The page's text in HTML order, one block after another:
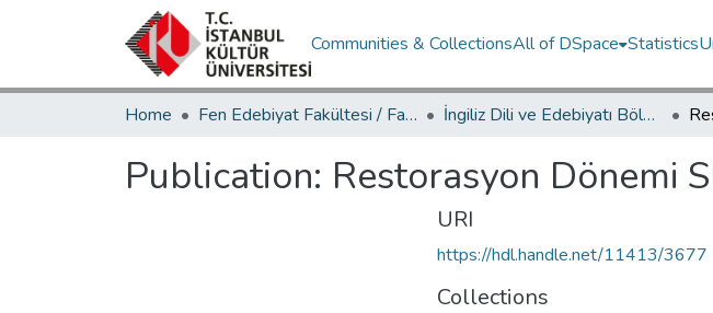
Communities & CollectionsAll of DSpace Statistics
Home Fen Edebiyat Fakültesi / Faculty of Letters and Sciences İngiliz Dili ve Edebiyatı Bölümü / Department of English Language and Literature
Publication: Restorasyon Dönemi
URI
https://hdl.handle.net/11413/3677
Collections